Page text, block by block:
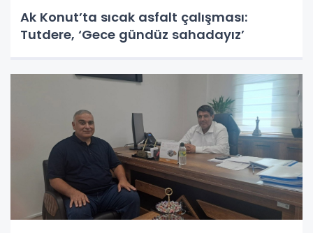
Ak Konut’ta sıcak asfalt çalışması:
Tutdere, ‘Gece gündüz sahadayız’